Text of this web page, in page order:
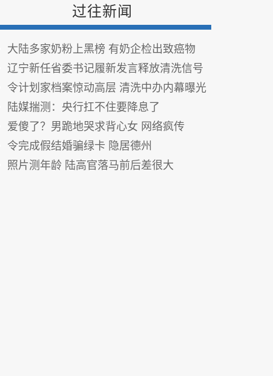
过往新闻
大陆多家奶粉上黑榜 有奶企检出致癌物
辽宁新任省委书记履新发言释放清洗信号
令计划家档案惊动高层 清洗中办内幕曝光
陆媒揣测：央行扛不住要降息了
爱傻了？男跪地哭求背心女 网络疯传
令完成假结婚骗绿卡 隐居德州
照片测年龄 陆高官落马前后差很大